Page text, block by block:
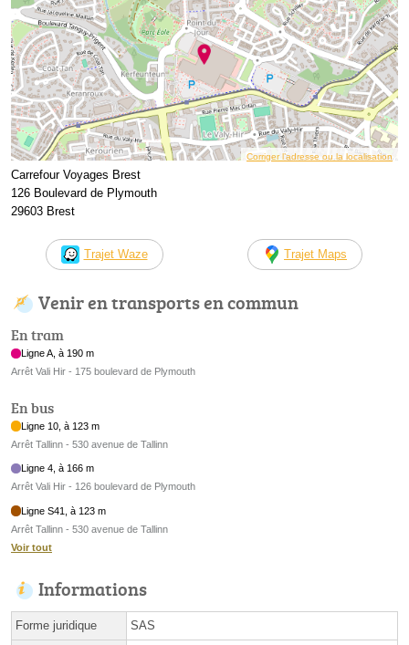
Corriger l’adresse ou la localisation
Carrefour Voyages Brest
126 Boulevard de Plymouth
29603 Brest
Trajet Waze Trajet Maps
Venir en transports en commun
En tram
Ligne A, à 190 m
Arrêt Vali Hir - 175 boulevard de Plymouth
En bus
Ligne 10, à 123 m
Arrêt Tallinn - 530 avenue de Tallinn
Ligne 4, à 166 m
Arrêt Vali Hir - 126 boulevard de Plymouth
Ligne S41, à 123 m
Arrêt Tallinn - 530 avenue de Tallinn
Voir tout
Informations
Forme juridique SAS